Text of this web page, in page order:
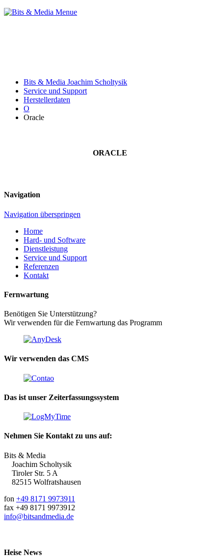
Bits & Media Joachim Scholtysik
Service und Support
Herstellerdaten
O
Oracle
ORACLE
Navigation
Navigation überspringen
Home
Hard- und Software
Dienstleistung
Service und Support
Referenzen
Kontakt
Fernwartung
Benötigen Sie Unterstützung?
Wir verwenden für die Fernwartung das Programm
Wir verwenden das CMS
Das ist unser Zeiterfassungssystem
Nehmen Sie Kontakt zu uns auf:
Bits & Media
Joachim Scholtysik
Tiroler Str. 5 A
82515 Wolfratshausen
fon +49 8171 9973911
fax +49 8171 9973912
info@bitsandmedia.de
Heise News